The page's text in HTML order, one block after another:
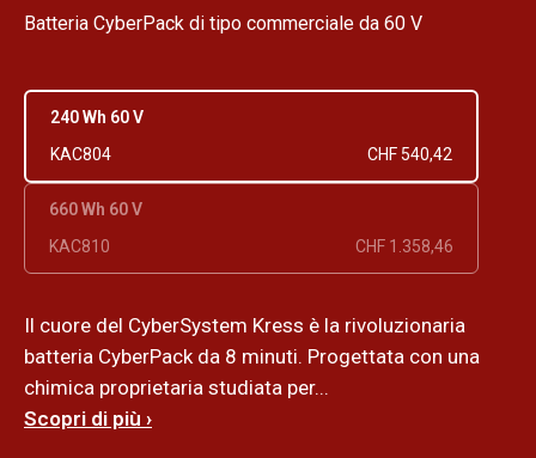
Batteria CyberPack di tipo commerciale da 60 V
240 Wh 60 V
KAC804
CHF 540,42
660 Wh 60 V
KAC810
CHF 1.358,46
Il cuore del CyberSystem Kress è la rivoluzionaria
batteria CyberPack da 8 minuti. Progettata con una
chimica proprietaria studiata per...
Scopri di più ›